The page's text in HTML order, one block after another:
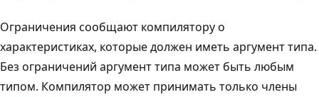
Ограничения сообщают компилятору о
характеристиках, которые должен иметь аргумент типа.
Без ограничений аргумент типа может быть любым
типом. Компилятор может принимать только члены